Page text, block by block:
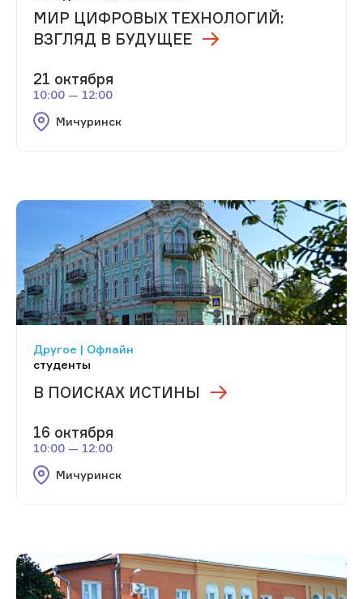
МИР ЦИФРОВЫХ ТЕХНОЛОГИЙ:
ВЗГЛЯД В БУДУЩЕЕ
21 октября
10:00 — 12:00
Мичуринск
Другое | Офлайн
студенты
В ПОИСКАХ ИСТИНЫ
16 октября
10:00 — 12:00
Мичуринск